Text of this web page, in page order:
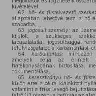
kivételével,
62.
hő- és füstelvezető
állapotában lehetővé teszi a hő
szabadba,
63.
jogosult személy: az
kijelölt, a szükséges
tapasztalattal, jogosultsággal
felülvizsgálatot, a karbantartást,
64.
karbantartás:
mindazon
amelyek célja az érintett
hatékonyságának biztosítása,
dokumentálása,
65.
keresztirányú hő- és
külön erre a célra kialakított
valamint a friss levegő